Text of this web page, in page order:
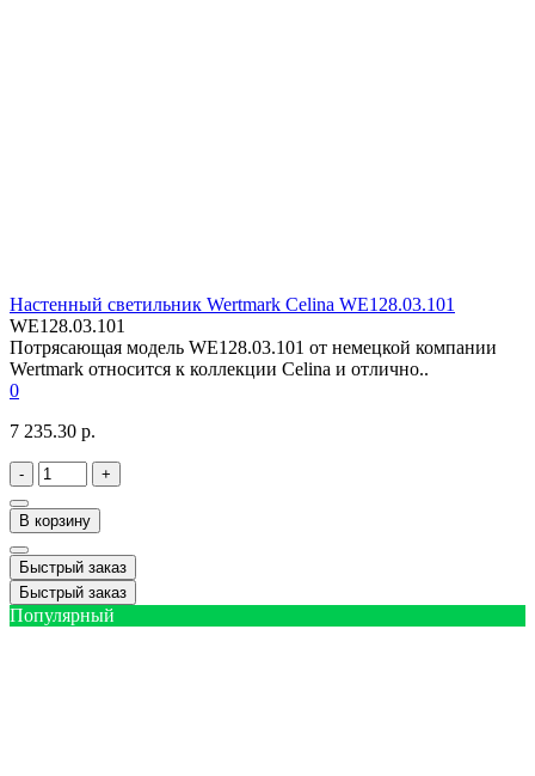
Настенный светильник Wertmark Celina WE128.03.101
WE128.03.101
Потрясающая модель WE128.03.101 от немецкой компании
Wertmark относится к коллекции Celina и отлично..
0
7 235.30 р.
- +
В корзину
Быстрый заказ
Быстрый заказ
Популярный